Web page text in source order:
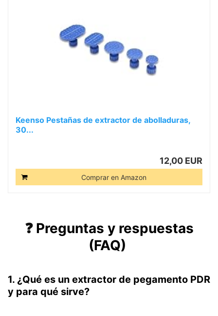
Keenso Pestañas de extractor de abolladuras,
30...
12,00 EUR
Comprar en Amazon
❓ Preguntas y respuestas
(FAQ)
1. ¿Qué es un extractor de pegamento PDR
y para qué sirve?